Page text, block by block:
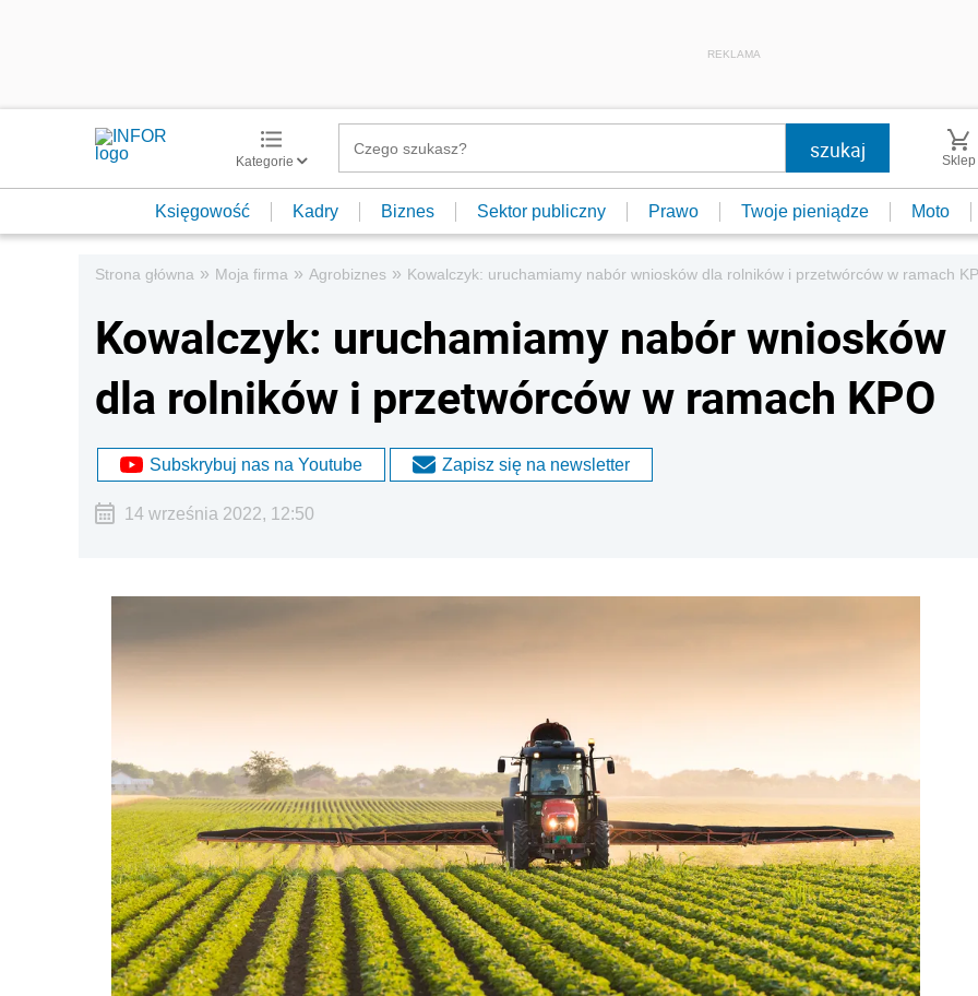
REKLAMA
Kategorie Sklep
Księgowość Kadry Biznes Sektor publiczny Prawo Twoje pieniądze Moto
Strona główna » Moja firma » Agrobiznes » Kowalczyk: uruchamiamy nabór wniosków dla rolników i przetwórców w ramach
Kowalczyk: uruchamiamy nabór wniosków
dla rolników i przetwórców w ramach KPO
Subskrybuj nas na Youtube Zapisz się na newsletter
14 września 2022, 12:50